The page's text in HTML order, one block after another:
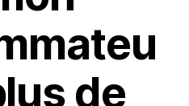
de